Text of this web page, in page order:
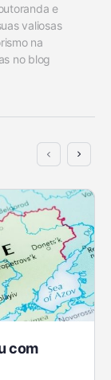
e
valiosas
na
no blog
com